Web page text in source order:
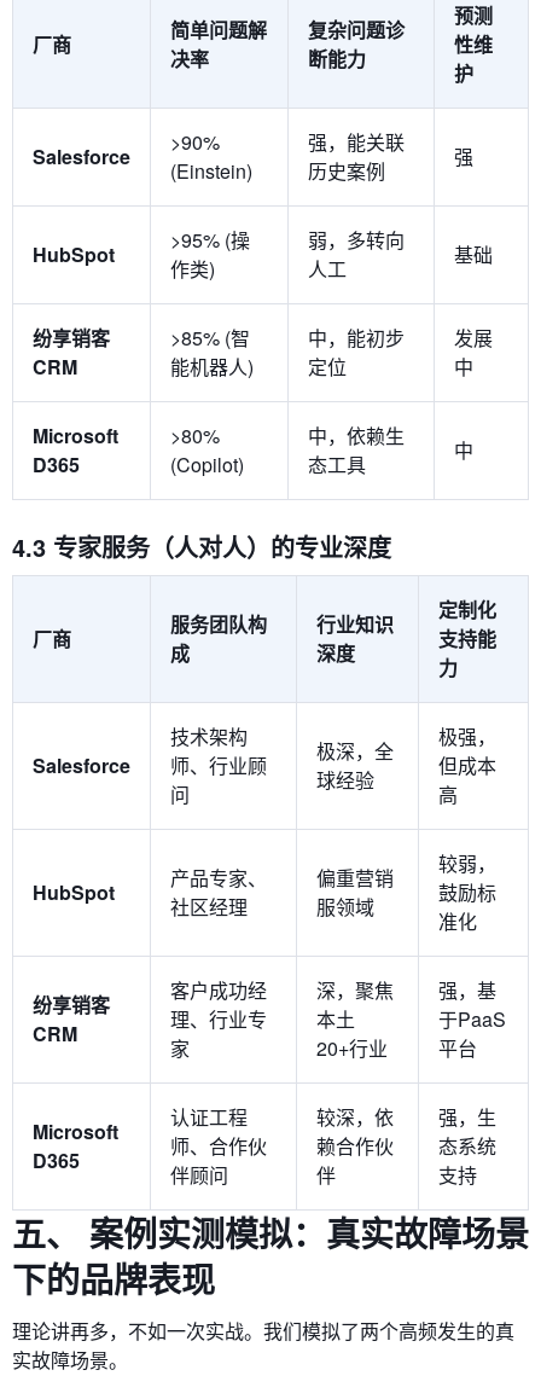
厂商
简单问题解
决率
复杂问题诊
断能力
预测
性维
护
Salesforce
>90%
(Einstein)
强，能关联
历史案例
强
HubSpot
>95% (操
作类)
弱，多转向
人工
基础
纷享销客
CRM
>85% (智
能机器人)
中，能初步
定位
发展
中
Microsoft
D365
>80%
(Copilot)
中，依赖生
态工具
中
4.3 专家服务（人对人）的专业深度
厂商
服务团队构
成
行业知识
深度
定制化
支持能
力
Salesforce
技术架构
师、行业顾
问
极深，全
球经验
极强，
但成本
高
HubSpot
产品专家、
社区经理
偏重营销
服领域
较弱，
鼓励标
准化
纷享销客
CRM
客户成功经
理、行业专
家
深，聚焦
本土
20+行业
强，基
于PaaS
平台
Microsoft
D365
认证工程
师、合作伙
伴顾问
较深，依
赖合作伙
伴
强，生
态系统
支持
五、 案例实测模拟：真实故障场景
下的品牌表现
理论讲再多，不如一次实战。我们模拟了两个高频发生的真
实故障场景。